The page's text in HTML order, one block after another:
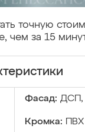
точную
чем за 15
Фасад: ДСП,
Кромка: